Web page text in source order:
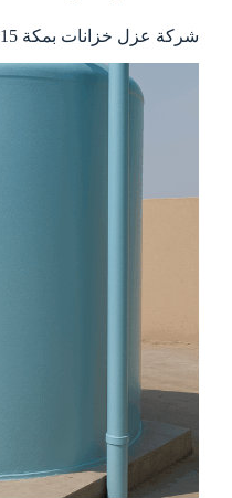
شركة عزل خزانات بمكة 0542563315